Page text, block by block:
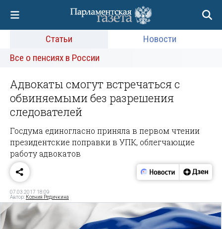
Статьи
Новости
Все о пенсиях в России
Адвокаты смогут встречаться с
обвиняемыми без разрешения
следователей
Госдума единогласно приняла в первом чтении
президентские поправки в УПК, облегчающие
работу адвокатов
07.03.2017 18:09
Автор: Ксения Редичкина